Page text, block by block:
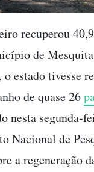
recuperou
de
estado tivesse
de quase 26
nesta segunda-
Nacional de
a regeneração